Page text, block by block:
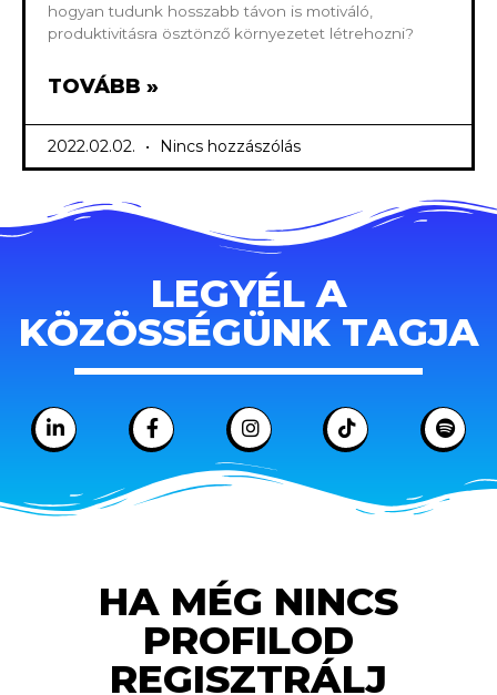
hogyan tudunk hosszabb távon is motiváló,
produktivitásra ösztönző környezetet létrehozni?
TOVÁBB »
2022.02.02. Nincs hozzászólás
LEGYÉL A
KÖZÖSSÉGÜNK TAGJA
HA MÉG NINCS
PROFILOD
REGISZTRÁLJ